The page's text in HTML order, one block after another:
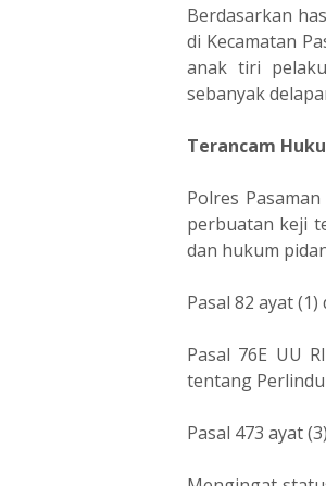
Berdasarkan
di Kecamatan
anak tiri
sebanyak
Terancam
Polres
perbuatan keji
dan hukum
Pasal 82 ayat
Pasal 76E UU
tentang
Pasal 473 ayat